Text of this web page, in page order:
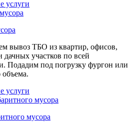
услуги
вывоз ТБО из квартир, офисов,
дачных участков по всей
Подадим под погрузку фургон или
услуги
мусора